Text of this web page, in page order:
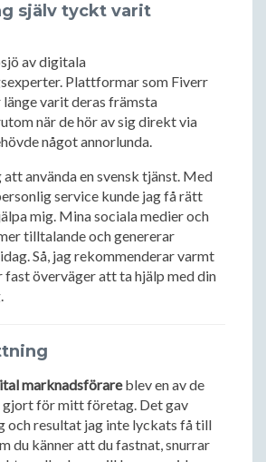
själv tyckt varit
av digitala
Plattformar som Fiverr
varit deras främsta
när de hör av sig direkt via
något annorlunda.
använda en svensk tjänst. Med
service kunde jag få rätt
mig. Mina sociala medier och
tilltalande och genererar
Så, jag rekommenderar varmt
överväger att ta hjälp med din
marknadsförareblev en av de
gjort för mitt företag. Det gav
och resultat jag inte lyckats få till
du känner att du fastnat, snurrar